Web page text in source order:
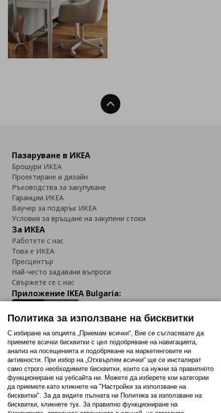
Нагоре
Пазаруване в ИКЕА
Брошури ИКЕА
Проектиране и дизайн
Ръководства за закупуване
Гаранции ИКЕА
Ваучер за подарък ИКЕА
Условия за връщане на закупени стоки
За ИКЕА
Работете с нас
Това е ИКЕА
Пресцентър
Най-често задавани въпроси
Свържете се с нас
Приложение IKEA Bulgaria:
Последвайте ни:
FacebookTwitterYoutubePinterestInstagram
Политика за използване на бисквитки
С избиране на опцията „Приемам всички“, Вие се съгласявате да
приемете всички бисквитки с цел подобряване на навигацията,
анализ на посещенията и подобряване на маркетинговите ни
активности. При избор на „Отхвърлям всички“ ще се инсталират
само строго необходимитe бисквитки, които са нужни за правилното
функциониране на уебсайта ни. Можете да изберете кои категории
да приемете като кликнете на "Настройки за използване на
бисквитки". За да видите пълната ни Политика за използване на
бисквитки, кликнете тук. За правилно функциониране на